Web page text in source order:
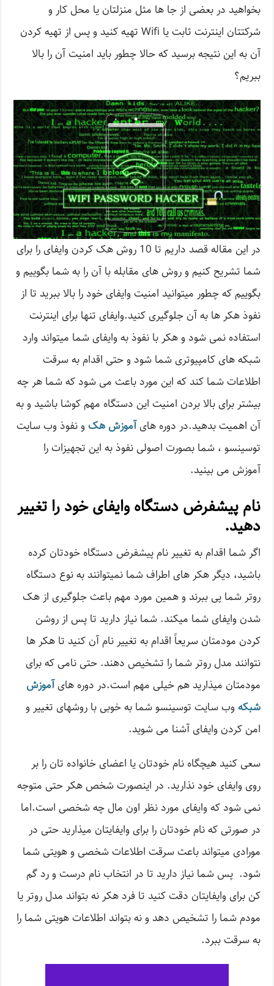
بخواهید در بعضی از جا ها مثل منزلتان یا محل کار و
شرکتتان اینترنت ثابت یا Wifi تهیه کنید و پس از تهیه کردن
آن به این نتیجه برسید که حالا چطور باید امنیت آن را بالا
ببریم؟
در این مقاله قصد داریم تا 10 روش هک کردن وایفای را برای
شما تشریح کنیم و روش های مقابله با آن را به شما بگوییم و
بگوییم که چطور میتوانید امنیت وایفای خود را بالا ببرید تا از
نفوذ هکر ها به آن جلوگیری کنید.وایفای تنها برای اینترنت
استفاده نمی شود و هکر با نفوذ به وایفای شما میتواند وارد
شبکه های کامپیوتری شما شود و حتی اقدام به سرقت
اطلاعات شما کند که این مورد باعث می شود که شما هر چه
بیشتر برای بالا بردن امنیت این دستگاه مهم کوشا باشید و به
آن اهمیت بدهید.در دوره هایآموزش هک و نفوذ وب سایت
توسینسو ، شما بصورت اصولی نفوذ به این تجهیزات را
آموزش می بینید.
نام پیشفرض دستگاه وایفای خود را تغییر
دهید.
اگر شما اقدام به تغییر نام پیشفرض دستگاه خودتان کرده
باشید، دیگر هکر های اطراف شما نمیتوانند به نوع دستگاه
روتر شما پی ببرند و همین مورد مهم باعث جلوگیری از هک
شدن وایفای شما میکند. شما نیاز دارید تا پس از روشن
کردن مودمتان سریعاً اقدام به تغییر نام آن کنید تا هکر ها
نتوانند مدل روتر شما را تشخیص دهند. حتی نامی که برای
مودمتان میذارید هم خیلی مهم است.در دوره هایآموزش
شبکه وب سایت توسینسو شما به خوبی با روشهای تغییر و
امن کردن وایفای آشنا می شوید.
سعی کنید هیچگاه نام خودتان یا اعضای خانواده تان را بر
روی وایفای خود نذارید. در اینصورت شخص هکر حتی متوجه
نمی شود که وایفای مورد نظر اون مال چه شخصی است.اما
در صورتی که نام خودتان را برای وایفایتان میذارید حتی در
مورادی میتواند باعث سرقت اطلاعات شخصی و هویتی شما
شود. پس شما نیاز دارید تا در انتخاب نام درست و رد گم
کن برای وایفایتان دقت کنید تا فرد هکر نه بتواند مدل روتر یا
مودم شما را تشخیص دهد و نه بتواند اطلاعات هویتی شما را
به سرقت ببرد.